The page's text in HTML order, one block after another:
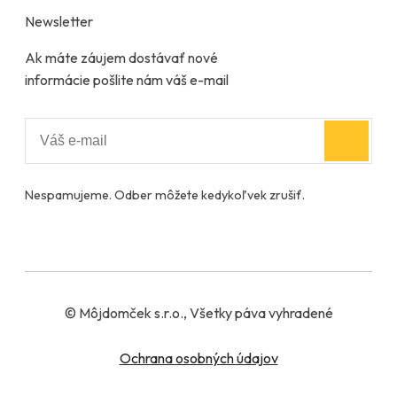
Newsletter
Ak máte záujem dostávať nové
informácie pošlite nám váš e-mail
Nespamujeme. Odber môžete kedykoľvek zrušiť.
© Môjdomček s.r.o., Všetky páva vyhradené
Ochrana osobných údajov